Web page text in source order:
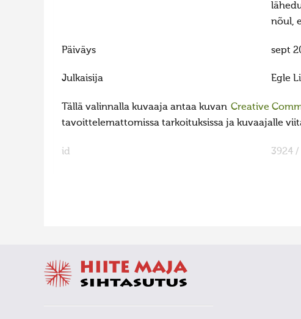
nõul,
Päiväys sept
Julkaisija Egle
Tällä valinnalla kuvaaja antaa kuvan Creative
tavoittelemattomissa tarkoituksissa ja kuvaajalle
id 3924 /